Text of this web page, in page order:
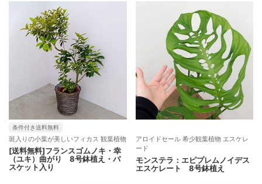
条件付き送料無料
斑入りの小葉が美しいフィカス 観葉植物
[送料無料]フランスゴムノキ・幸
（ユキ）曲がり 8号鉢植え・バ
スケット入り
アロイドセール 希少観葉植物 エスケレ
ード
モンステラ：エピプレムノイデス
エスケレート 8号鉢植え